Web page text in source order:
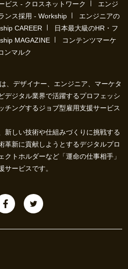
ビス - クロスネットワーク
エンジ
ンス採用 - Workship
エンジニアの
CAREER
日本最大級のHR・フ
MAGAZINE
コンテンツマーケ
ンマルク
、デザイナー、エンジニア、マーケタ
デジタル業界で活躍するプロフェッシ
チングするジョブ型雇用支援サービス
新しい技術や仕組みづくりに挑戦する
革新に貢献しようとするデジタルプロ
クトホルダーなど「運命の仕事相手」
サービスです。